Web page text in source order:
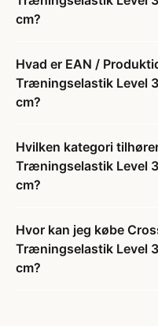
cm?
Hvad er EAN /
Træningselastik Level
cm?
Hvilken kategori
Træningselastik Level
cm?
Hvor kan jeg købe
Træningselastik Level
cm?